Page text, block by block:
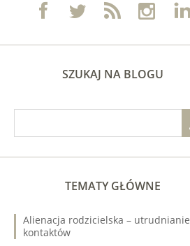
SZUKAJ NA BLOGU
TEMATY GŁÓWNE
Alienacja rodzicielska – utrudnianie
kontaktów